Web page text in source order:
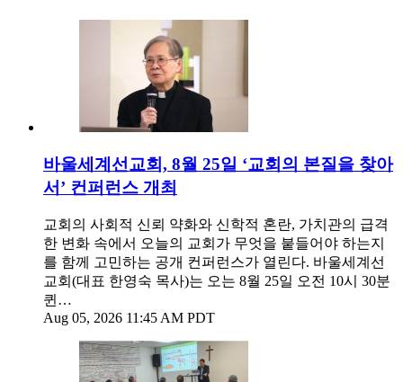
바울세계선교회, 8월 25일 ‘교회의 본질을 찾아
서’ 컨퍼런스 개최
교회의 사회적 신뢰 약화와 신학적 혼란, 가치관의 급격
한 변화 속에서 오늘의 교회가 무엇을 붙들어야 하는지
를 함께 고민하는 공개 컨퍼런스가 열린다. 바울세계선
교회(대표 한영숙 목사)는 오는 8월 25일 오전 10시 30분
퀸…
Aug 05, 2026 11:45 AM PDT